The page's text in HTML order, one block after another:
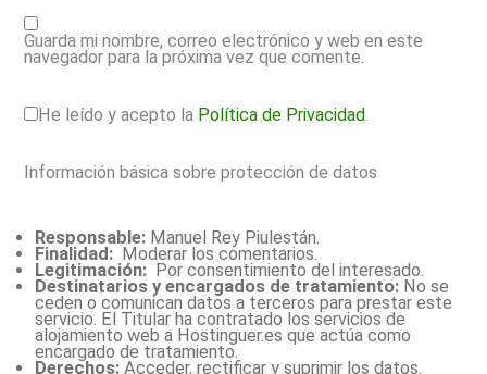
Guarda mi nombre, correo electrónico y web en este
navegador para la próxima vez que comente.
He leído y acepto la Política de Privacidad.
Información básica sobre protección de datos
Responsable:Manuel Rey Piulestán.
Finalidad:Moderar los comentarios.
Legitimación:Por consentimiento del interesado.
Destinatarios y encargados de tratamiento:No se
ceden o comunican datos a terceros para prestar este
servicio. El Titular ha contratado los servicios de
alojamiento web a Hostinguer.es que actúa como
encargado de tratamiento.
Derechos:Acceder, rectificar y suprimir los datos.